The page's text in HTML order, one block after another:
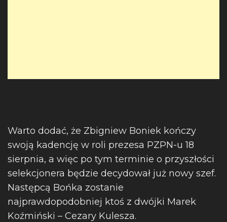
Warto dodać, że Zbigniew Boniek kończy
swoją kadencję w roli prezesa PZPN-u 18
sierpnia, a więc po tym terminie o przyszłości
selekcjonera będzie decydował już nowy szef.
Następcą Bońka zostanie
najprawdopodobniej ktoś z dwójki Marek
Koźmiński – Cezary Kulesza.